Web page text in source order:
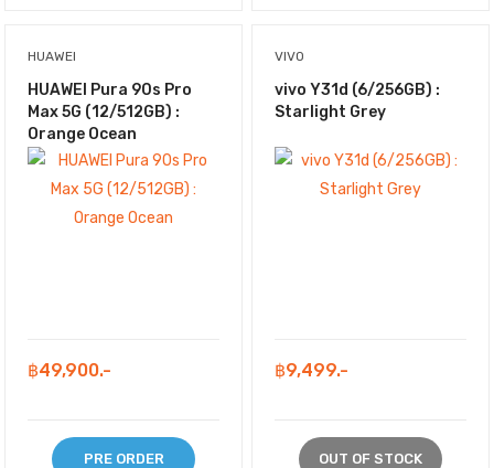
HUAWEI
HUAWEI Pura 90s Pro
Max 5G (12/512GB) :
Orange Ocean
฿49,900.-
PRE ORDER
VIVO
vivo Y31d (6/256GB) :
Starlight Grey
฿9,499.-
OUT OF STOCK